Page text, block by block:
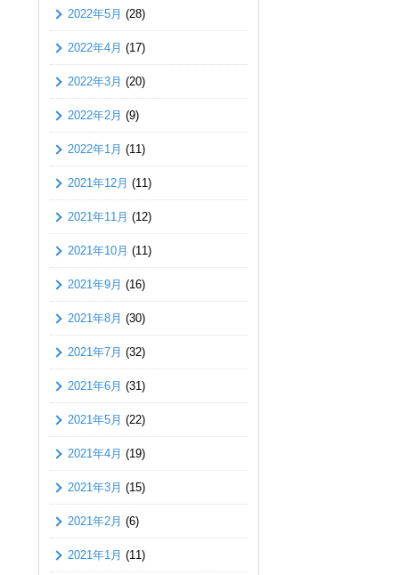
2022年5月 (28)
2022年4月 (17)
2022年3月 (20)
2022年2月 (9)
2022年1月 (11)
2021年12月 (11)
2021年11月 (12)
2021年10月 (11)
2021年9月 (16)
2021年8月 (30)
2021年7月 (32)
2021年6月 (31)
2021年5月 (22)
2021年4月 (19)
2021年3月 (15)
2021年2月 (6)
2021年1月 (11)